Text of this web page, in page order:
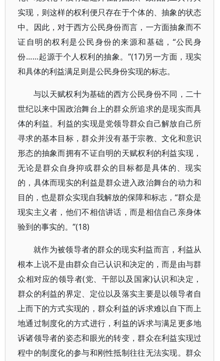
实现，则这样的权利便只存在于个体的、抽象的状态
中。因此，对于西方公民身份而言，一方面抽象而不
证自明的权利是公民身份的来源和基础，“公民身
份……起源于个人权利的抽象。”(17)另一方面，现实
和具体的利益满足则是公民身份实现的标志。
与以天赋权利为基础的西方公民身份不同，二十
世纪以来中国政治舞台上的群众所追求的是现实而具
体的利益。利益的实现是党领导群众自己解放自己所
寻求的基本目标，群众并没有基于宗教、文化和意识
形态的抽象而拥有不证自明的天赋权利的利益实现，
无论是群众自身抑或群众的目标都是具体的、现实
的，具体而现实的利益是群众进入政治舞台的动力和
目的，也是群众实现自我解放的保障和标志，“群众是
现实主义者，他们不相信讲话，而是相信自己亲身体
验到的事实的。”(18)
就作为被领导者的群众的现实利益而言，利益从
根本上说不是由群众自己认识和决定的，而是由与群
众相对应的领导者(党、干部以及国家)认识和决定，
群众的利益的界定、定位以及落实主要是以领导者自
上而下的方式实现的，群众利益的诉求难以自下而上
地通过制度化的方式进行，利益的诉求与满足更多地
诉诸领导者的姿态和眼光的转变，群众在利益实现过
程中的制度化的参与和刚性抵制往往无法实现。群众